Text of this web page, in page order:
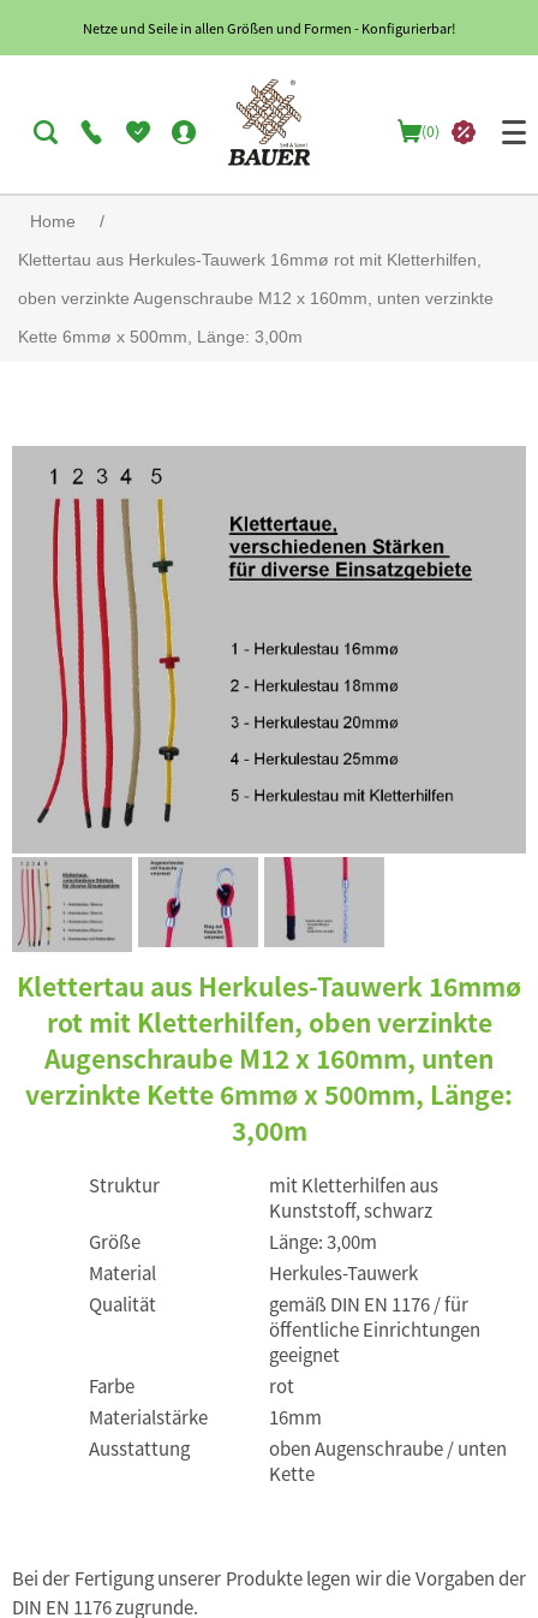
Netze und Seile in allen Größen und Formen - Konfigurierbar!
(0)
Home
/
Klettertau aus Herkules-Tauwerk 16mmø rot mit Kletterhilfen,
oben verzinkte Augenschraube M12 x 160mm, unten verzinkte
Kette 6mmø x 500mm, Länge: 3,00m
Klettertau aus Herkules-Tauwerk 16mmø
rot mit Kletterhilfen, oben verzinkte
Augenschraube M12 x 160mm, unten
verzinkte Kette 6mmø x 500mm, Länge:
3,00m
Struktur
mit Kletterhilfen aus
Kunststoff, schwarz
Größe
Länge: 3,00m
Material
Herkules-Tauwerk
Qualität
gemäß DIN EN 1176 / für
öffentliche Einrichtungen
geeignet
Farbe
rot
Materialstärke
16mm
Ausstattung
oben Augenschraube / unten
Kette
Bei der Fertigung unserer Produkte legen wir die Vorgaben der
DIN EN 1176 zugrunde.